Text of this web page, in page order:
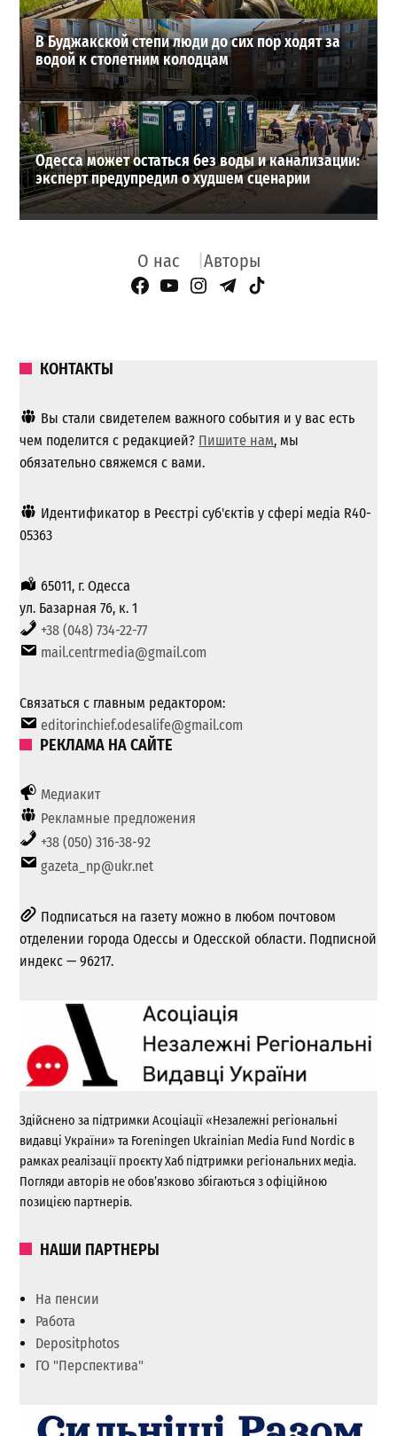
В Буджакской степи люди до сих пор ходят за
водой к столетним колодцам
Одесса может остаться без воды и канализации:
эксперт предупредил о худшем сценарии
О нас Авторы
Facebook Page
YouTube
Instagram
Telegram
TikTok
КОНТАКТЫ
Вы стали свидетелем важного события и у вас есть
чем поделится с редакцией? Пишите нам, мы
обязательно свяжемся с вами.
Идентификатор в Реєстрі суб'єктів у сфері медіа R40-
05363
65011, г. Одесса
ул. Базарная 76, к. 1
+38 (048) 734-22-77
mail.centrmedia@gmail.com
Связаться с главным редактором:
editorinchief.odesalife@gmail.com
РЕКЛАМА НА САЙТЕ
Медиакит
Рекламные предложения
+38 (050) 316-38-92
gazeta_np@ukr.net
Подписаться на газету можно в любом почтовом
отделении города Одессы и Одесской области. Подписной
индекс — 96217.
Здійснено за підтримки Асоціації «Незалежні регіональні
видавці України» та Foreningen Ukrainian Media Fund Nordic в
рамках реалізації проєкту Хаб підтримки регіональних медіа.
Погляди авторів не обов’язково збігаються з офіційною
позицією партнерів.
НАШИ ПАРТНЕРЫ
На пенсии
Работа
Depositphotos
ГО "Перспектива"